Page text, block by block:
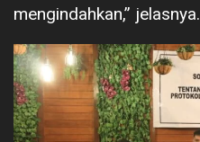
mengindahkan,” jelasnya.